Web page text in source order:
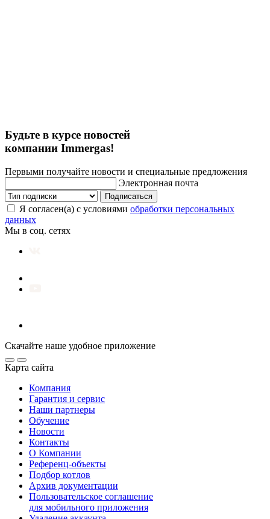
Будьте в курсе новостей
компании Immergas!
Первыми получайте новости и специальные предложения
Электронная почта
Подписаться
Я согласен(а) с условиями обработки персональных
данных
Мы в соц. сетях
Скачайте наше удобное приложение
Карта сайта
Компания
Гарантия и сервис
Наши партнеры
Обучение
Новости
Контакты
О Компании
Референц-объекты
Подбор котлов
Архив документации
Пользовательское соглашение
для мобильного приложения